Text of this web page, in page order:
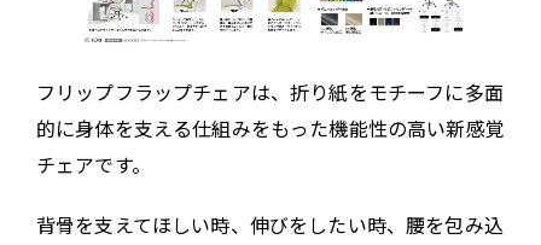
フリップフラップチェアは、折り紙をモチーフに多面
的に身体を支える仕組みをもった機能性の高い新感覚
チェアです。
背骨を支えてほしい時、伸びをしたい時、腰を包み込